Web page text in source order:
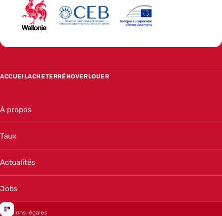
ACCUEILACHETERRÉNOVERLOUER
À propos
Taux
Actualités
Jobs
Mentions légales